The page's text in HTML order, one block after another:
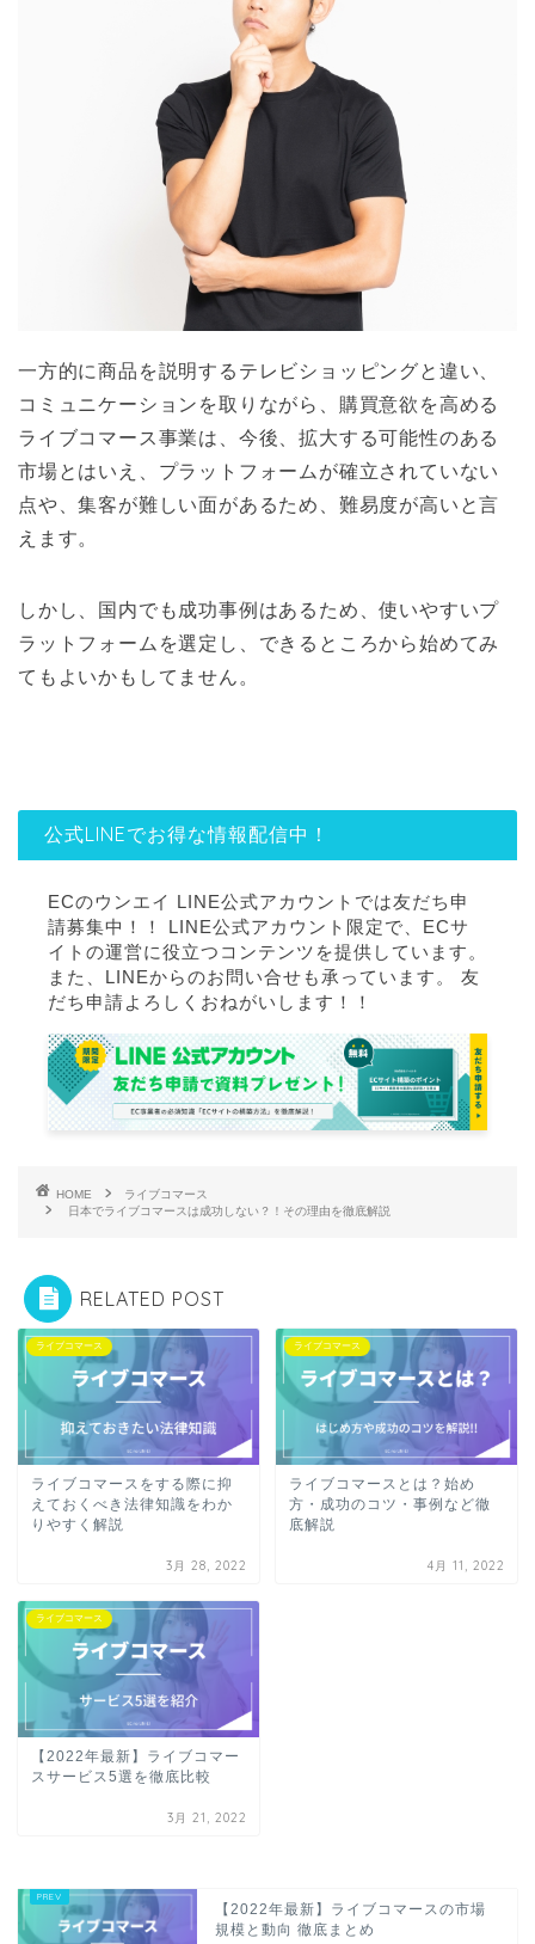
一方的に商品を説明するテレビショッピングと違い、
コミュニケーションを取りながら、購買意欲を高める
ライブコマース事業は、今後、拡大する可能性のある
市場とはいえ、プラットフォームが確立されていない
点や、集客が難しい面があるため、難易度が高いと言
えます。
しかし、国内でも成功事例はあるため、使いやすいプ
ラットフォームを選定し、できるところから始めてみ
てもよいかもしてません。
公式LINEでお得な情報配信中！
ECのウンエイ LINE公式アカウントでは友だち申
請募集中！！ LINE公式アカウント限定で、ECサ
イトの運営に役立つコンテンツを提供しています。
また、LINEからのお問い合せも承っています。 友
だち申請よろしくおねがいします！！
HOME
ライブコマース
日本でライブコマースは成功しない？！その理由を徹底解説
RELATED POST
ライブコマース
ライブコマースをする際に抑
えておくべき法律知識をわか
りやすく解説
3月 28, 2022
ライブコマース
ライブコマースとは？始め
方・成功のコツ・事例など徹
底解説
4月 11, 2022
ライブコマース
【2022年最新】ライブコマー
スサービス5選を徹底比較
3月 21, 2022
【2022年最新】ライブコマースの市場
規模と動向 徹底まとめ